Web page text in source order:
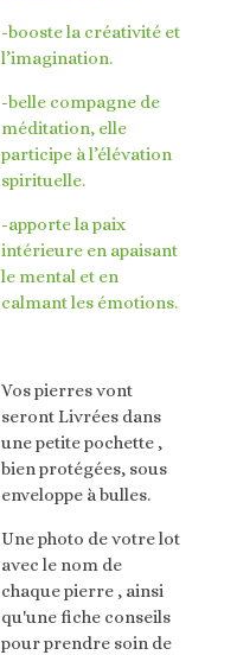
-booste la créativité et
l’imagination.
-belle compagne de
méditation, elle
participe à l’élévation
spirituelle.
-apporte la paix
intérieure en apaisant
le mental et en
calmant les émotions.
Vos pierres vont
seront Livrées dans
une petite pochette ,
bien protégées, sous
enveloppe à bulles.
Une photo de votre lot
avec le nom de
chaque pierre , ainsi
qu'une fiche conseils
pour prendre soin de